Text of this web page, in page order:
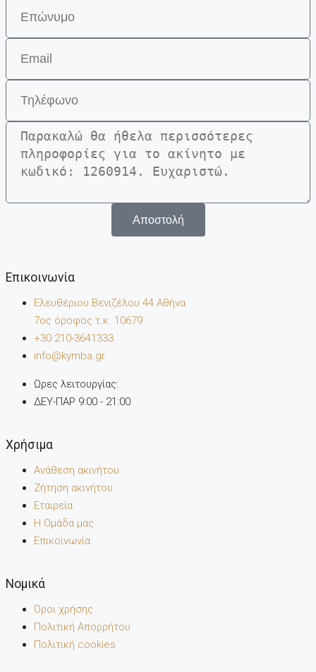
Αποστολή
Επικοινωνία
Ελευθέριου Βενιζέλου 44 Αθήνα
7oς όροφος τ.κ. 10679
+30 210-3641333
info@kymba.gr
Ωρες λειτουργίας:
ΔΕΥ-ΠΑΡ 9:00 - 21:00
Χρήσιμα
Ανάθεση ακινήτου
Ζήτηση ακινήτου
Εταιρεία
Η Ομάδα μας
Επικοινωνία
Noμικά
Όροι χρήσης
Πολιτική Απορρήτου
Πολιτική cookies